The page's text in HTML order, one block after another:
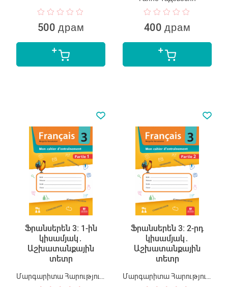
500 драм 400 драм
Ֆրանսերեն 3: 1-ին
կիսամյակ․
Աշխատանքային
տետր
Ֆրանսերեն 3: 2-րդ
կիսամյակ․
Աշխատանքային
տետր